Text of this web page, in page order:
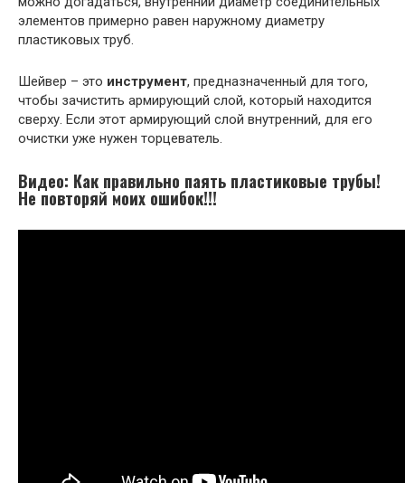
элементов примерно равен наружному диаметру
пластиковых труб.
Шейвер – это инструмент, предназначенный для того,
чтобы зачистить армирующий слой, который находится
сверху. Если этот армирующий слой внутренний, для его
очистки уже нужен торцеватель.
Видео: Как правильно паять пластиковые трубы!
Не повторяй моих ошибок!!!